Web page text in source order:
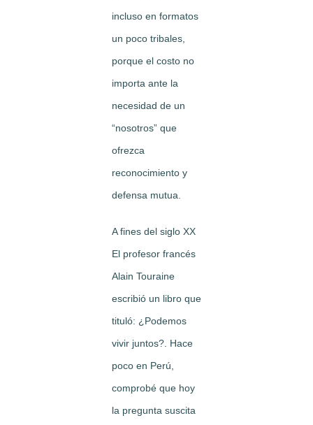
incluso en formatos
un poco tribales,
porque el costo no
importa ante la
necesidad de un
“nosotros” que
ofrezca
reconocimiento y
defensa mutua.
A fines del siglo XX
El profesor francés
Alain Touraine
escribió un libro que
tituló: ¿Podemos
vivir juntos?. Hace
poco en Perú,
comprobé que hoy
la pregunta suscita